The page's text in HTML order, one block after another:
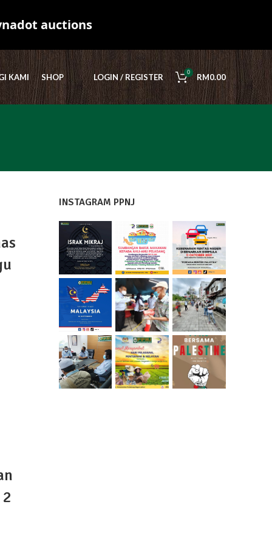
KAMI SHOP LOGIN / REGISTER 0 RM0.00
INSTAGRAM PPNJ
auctions